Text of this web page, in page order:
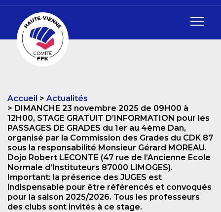
Accueil
Actualités
DIMANCHE 23 novembre 2025 de 09H00 à
12H00, STAGE GRATUIT D’INFORMATION pour les
PASSAGES DE GRADES du 1er au 4ème Dan,
organisé par la Commission des Grades du CDK 87
sous la responsabilité Monsieur Gérard MOREAU.
Dojo Robert LECONTE (47 rue de l’Ancienne Ecole
Normale d’Instituteurs 87000 LIMOGES).
Important: la présence des JUGES est
indispensable pour être référencés et convoqués
pour la saison 2025/2026. Tous les professeurs
des clubs sont invités à ce stage.